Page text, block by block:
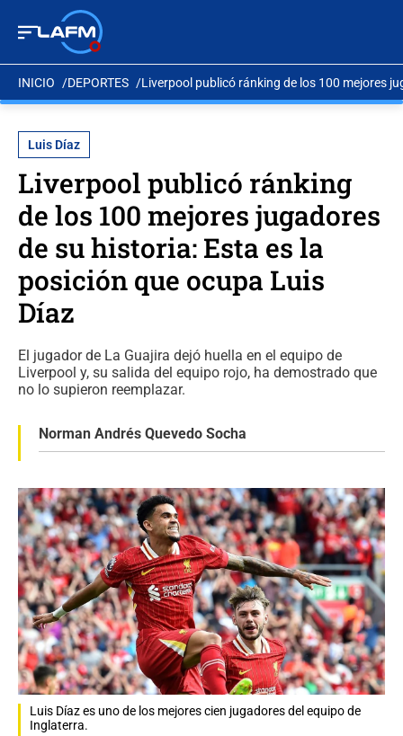
INICIO DEPORTES Liverpool publicó ránking de los 100 mejores
Luis Díaz
Liverpool publicó ránking
de los 100 mejores jugadores
de su historia: Esta es la
posición que ocupa Luis
Díaz
El jugador de La Guajira dejó huella en el equipo de
Liverpool y, su salida del equipo rojo, ha demostrado que
no lo supieron reemplazar.
Norman Andrés Quevedo Socha
Luis Díaz es uno de los mejores cien jugadores del equipo de
Inglaterra.